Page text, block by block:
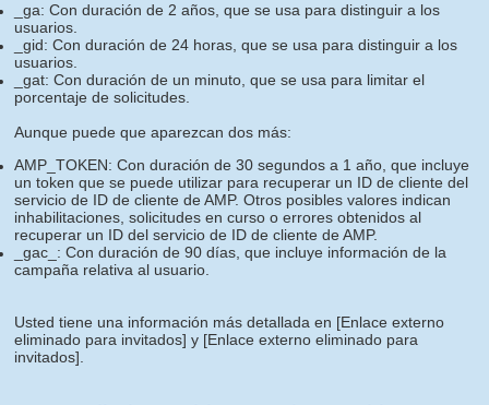
_ga: Con duración de 2 años, que se usa para distinguir a los
usuarios.
_gid: Con duración de 24 horas, que se usa para distinguir a los
usuarios.
_gat: Con duración de un minuto, que se usa para limitar el
porcentaje de solicitudes.
Aunque puede que aparezcan dos más:
AMP_TOKEN: Con duración de 30 segundos a 1 año, que incluye
un token que se puede utilizar para recuperar un ID de cliente del
servicio de ID de cliente de AMP. Otros posibles valores indican
inhabilitaciones, solicitudes en curso o errores obtenidos al
recuperar un ID del servicio de ID de cliente de AMP.
_gac_: Con duración de 90 días, que incluye información de la
campaña relativa al usuario.
Usted tiene una información más detallada en [Enlace externo
eliminado para invitados] y [Enlace externo eliminado para
invitados]